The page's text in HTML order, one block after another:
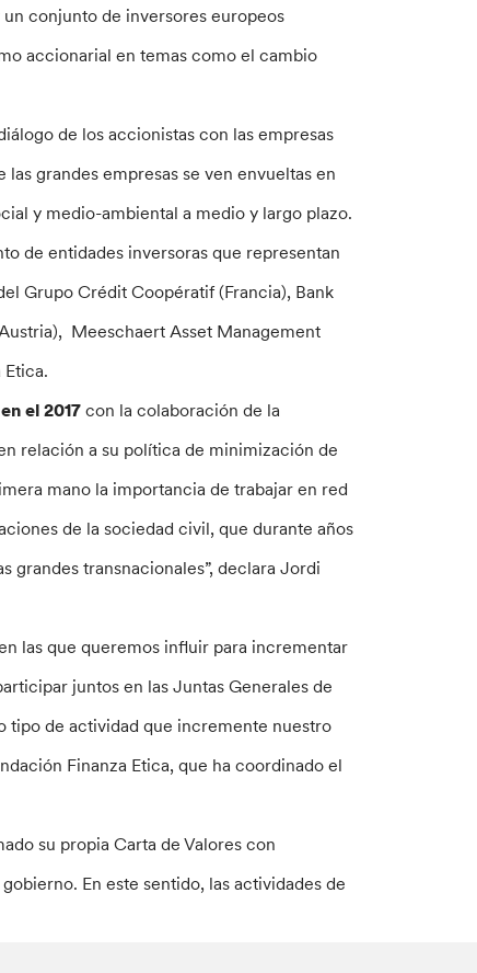
conjunto de inversores europeos
accionarial en temas como el cambio
de los accionistas con las empresas
grandes empresas se ven envueltas en
y medio-ambiental a medio y largo plazo.
de entidades inversoras que representan
Grupo Crédit Coopératif (Francia), Bank
Meeschaert Asset Management
Etica.
el 2017 con la colaboración de la
relación a su política de minimización de
mano la importancia de trabajar en red
de la sociedad civil, que durante años
grandes transnacionales”, declara Jordi
las que queremos influir para incrementar
juntos en las Juntas Generales de
tipo de actividad que incremente nuestro
Finanza Etica, que ha coordinado el
su propia Carta de Valores con
En este sentido, las actividades de